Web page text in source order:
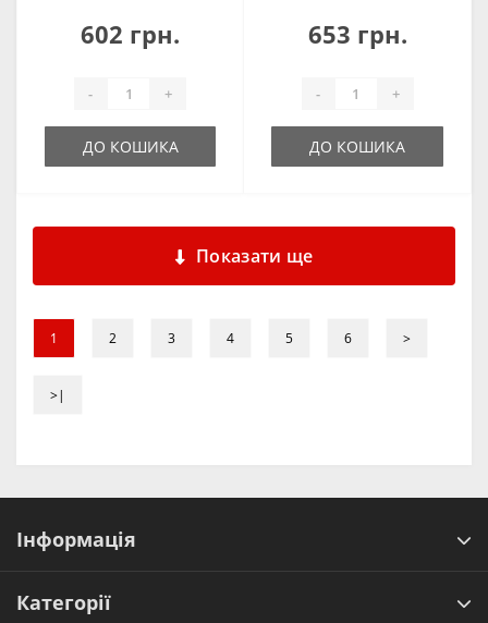
602 грн.
- +
ДО КОШИКА
653 грн.
- +
ДО КОШИКА
Показати ще
1 2 3 4 5 6 >
>|
Інформація
Категорії